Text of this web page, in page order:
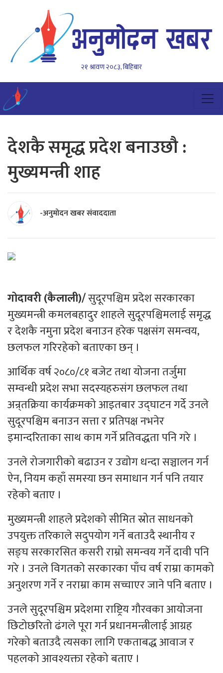
२१ श्रावण २०८३, बिहिबार
देशकै समृद्ध प्रदेश बनाउछौ :
मुख्यमन्त्री शाह
-अनुमोदन खबर संवाददाता
गोदावरी (कैलाली)/सुदूरपश्चिम प्रदेश सरकारका
मुख्यमन्त्री कमलबहादुर शाहले सुदूरपश्चिमलाई समृद्ध
र देशकै नमुना प्रदेश बनाउन हरेक पक्षसंग समन्वय,
छलफल गरिरहेको बताएका छन् ।
आर्थिक वर्ष २०८०/८१ बजेट तथा योजना तर्जुमा
सम्वन्धी प्रदेश सभा सदस्यहरुसंग छलफल तथा
अन्र्तक्रिया कार्यक्रमको आइतबार उद्घाटन गर्दे उनले
सुदूरपश्चिम बनाउन सत्ता र प्रतिपक्ष नभनेर
इमान्दरिताका साथ काम गर्ने प्रतिवद्धता पनि गरे ।
उनले रोजगारीको बढाउन र उद्योग धन्दा सञ्चालन गर्न
ऐन, नियम कहाँ समस्या छन समाधान गर्न पनि तयार
रहेको बताए ।
मुख्यमन्त्री शाहले प्रदेशको सीमित स्रोत साधनको
उपयुक्त तरिकाले सदुपयोग गर्ने बताउदै स्थानीय र
सङ्घ सरकारसित कसरी राम्रो समन्वय गर्ने दावी पनि
गरे । उनले विगतको सरकारका पाँच वर्ष राम्रा कामको
अनुशरण गर्ने र नराम्रा काम सच्चाएर जाने पनि बताए ।
उनले सुदूरपश्चिम प्रदेशमा राष्ट्रिय गौरवका आयोजना
छिटोछरितो ढंगले पूरा गर्न प्रधानमन्त्रीलाई आग्रह
गरेको बताउदै त्यसका लागि एकताबद्ध आवाज र
पहलको आवश्यक्ता रहेको बताए ।